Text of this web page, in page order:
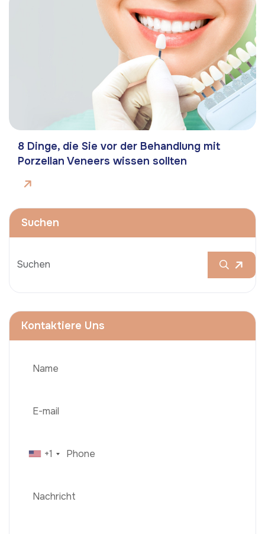
8 Dinge, die Sie vor der Behandlung mit
Porzellan Veneers wissen sollten
Suchen
Kontaktiere Uns
+1